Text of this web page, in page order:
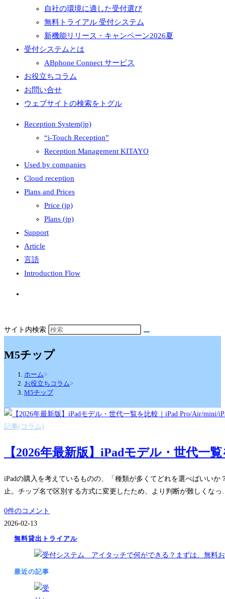
自社の環境に適した受付選び
無料トライアル 受付システム
新機能リリース・キャンペーン2026夏
受付システムとは
ABphone Connect サービス
お役立ちコラム
お問い合せ
ウェブサイトの検索をトグル
Reception System(jp)
“i-Touch Reception”
Reception Management KITAYO
Used by companies
Cloud reception
Plans and Prices
Price (jp)
Plans (jp)
Support
Article
言語
Introduction Flow
サイト内検索
M5チップ
ホーム>
お役立ちコラム>
M5チップ
記事(コラム)
【2026年最新版】iPadモデル・世代一
iPadの購入を考えているものの、「種類が多くてどれを選べばいい
止。チップ名で区別する方式に変更したため、より判断が難しくな
0件のコメント
2026-02-13
無料貸出トライアル
最近の記事